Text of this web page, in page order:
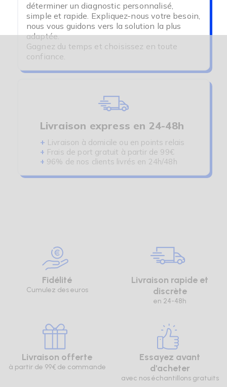
déterminer un diagnostic personnalisé,
simple et rapide. Expliquez-nous votre besoin,
nous vous guidons vers la solution la plus
adaptée.
Gagnez du temps et choisissez en toute
confiance.
Livraison express en 24-48h
+ Livraison à domicile ou en points relais
+ Frais de port gratuit à partir de 99€
+ 96% de nos clients livrés en 24h/48h
Fidélité
Cumulez des euros
Livraison rapide et
discrète
en 24-48h
Livraison offerte
à partir de 99€ de commande
Essayez avant
d'acheter
avec nos échantillons gratuits